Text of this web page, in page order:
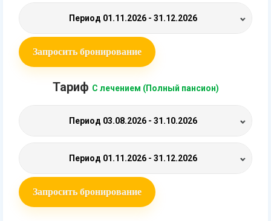
Период 01.11.2026 - 31.12.2026
Запросить бронирование
Тариф С лечением (Полный пансион)
Период 03.08.2026 - 31.10.2026
Период 01.11.2026 - 31.12.2026
Запросить бронирование